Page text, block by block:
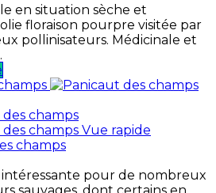
en situation sèche et
floraison pourpre visitée par
pollinisateurs. Médicinale et
Vue rapide
champs
intéressante pour de nombreux